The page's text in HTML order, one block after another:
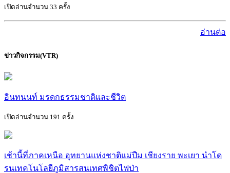
เปิดอ่านจำนวน 33 ครั้ง
อ่านต่อ
ข่าวกิจกรรม(VTR)
อินทนนท์ มรดกธรรมชาติและชีวิต
เปิดอ่านจำนวน 191 ครั้ง
เช้านี้ที่ภาคเหนือ อุทยานแห่งชาติแม่ปืม เชียงราย พะเยา นำโด
รนเทคโนโลยีภูมิสารสนเทศพิชิตไฟป่า